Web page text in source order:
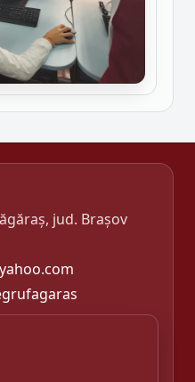
jud. Brașov